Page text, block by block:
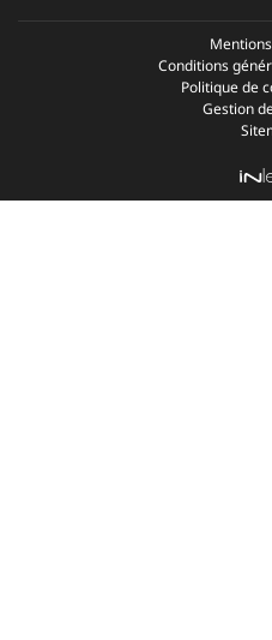
Conditions
Politique de
Gestion